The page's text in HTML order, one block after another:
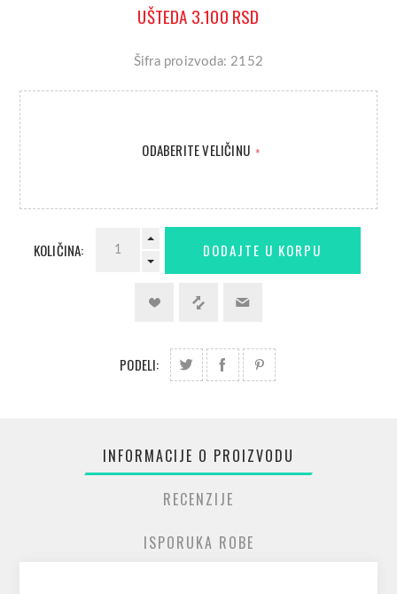
UŠTEDA 3.100 RSD
Šifra proizvoda: 2152
ODABERITE VELIČINU *
KOLIČINA:
PODELI:
INFORMACIJE O PROIZVODU
RECENZIJE
ISPORUKA ROBE